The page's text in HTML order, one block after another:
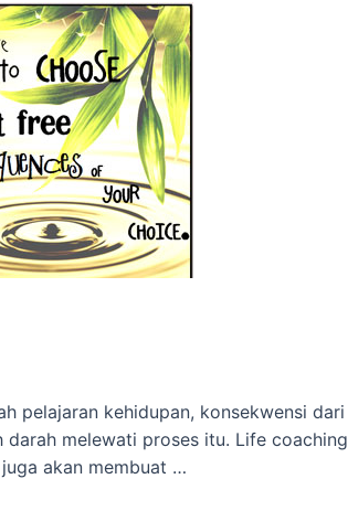
pelajaran kehidupan, konsekwensi dari
melewati proses itu. Life coaching
akan membuat …